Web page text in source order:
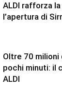
ALDI rafforza
l’apertura di
Oltre 70
pochi minuti: il
ALDI